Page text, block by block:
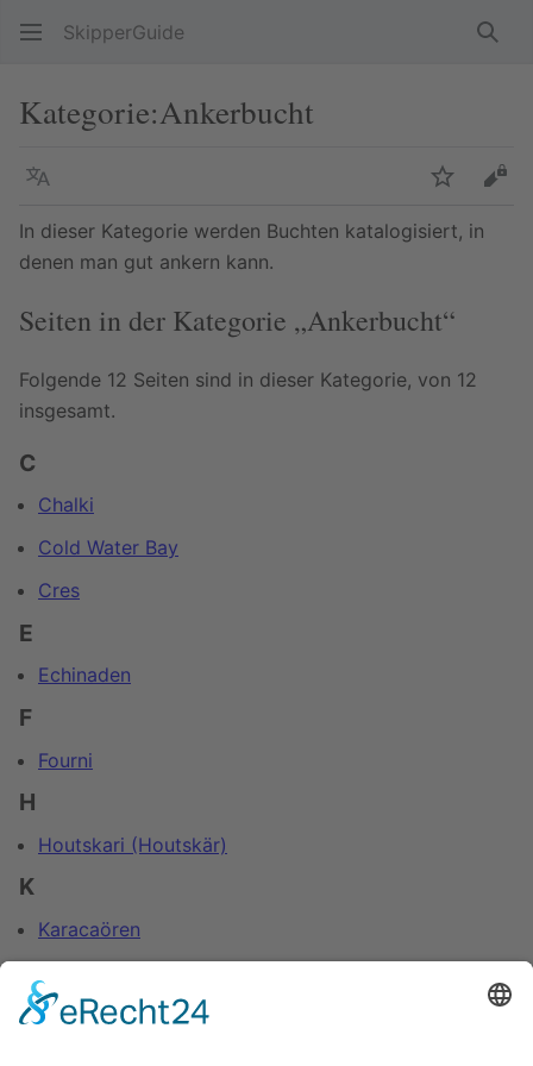
SkipperGuide
Kategorie:Ankerbucht
Sprache
In dieser Kategorie werden Buchten katalogisiert, in
denen man gut ankern kann.
Seiten in der Kategorie „Ankerbucht“
Folgende 12 Seiten sind in dieser Kategorie, von 12
insgesamt.
C
Chalki
Cold Water Bay
Cres
E
Echinaden
F
Fourni
H
Houtskari (Houtskär)
K
Karacaören
Krk